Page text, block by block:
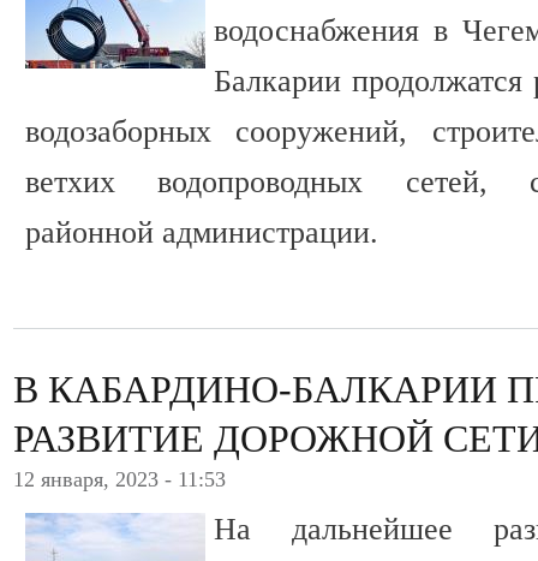
водоснабжения в
Балкарии
водозаборных сооружений,
ветхих водопроводных сетей,
районной администрации.
В КАБАРДИНО-БАЛКАРИИ
РАЗВИТИЕ ДОРОЖНОЙ
12 января, 2023 - 11:53
На дальнейшее